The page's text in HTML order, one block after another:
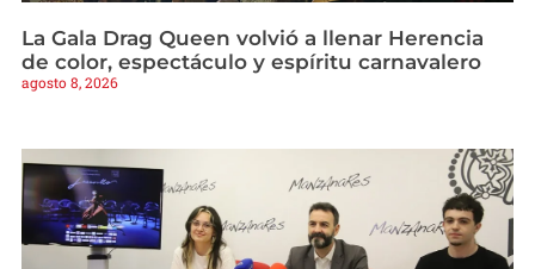
La Gala Drag Queen volvió a llenar Herencia
de color, espectáculo y espíritu carnavalero
agosto 8, 2026